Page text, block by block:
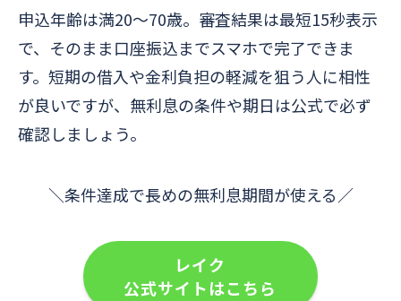
申込年齢は満20〜70歳。審査結果は最短15秒表示
で、そのまま口座振込までスマホで完了できま
す。短期の借入や金利負担の軽減を狙う人に相性
が良いですが、無利息の条件や期日は公式で必ず
確認しましょう。
＼条件達成で長めの無利息期間が使える／
レイク
公式サイトはこちら